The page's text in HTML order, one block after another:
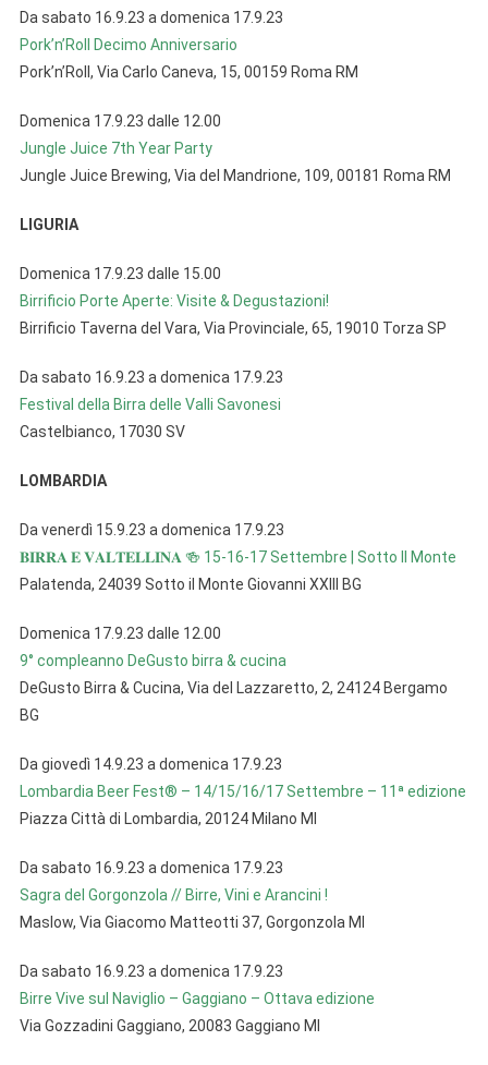
Da sabato 16.9.23 a domenica 17.9.23
Pork’n’Roll Decimo Anniversario
Pork’n’Roll, Via Carlo Caneva, 15, 00159 Roma RM
Domenica 17.9.23 dalle 12.00
Jungle Juice 7th Year Party
Jungle Juice Brewing, Via del Mandrione, 109, 00181 Roma RM
LIGURIA
Domenica 17.9.23 dalle 15.00
Birrificio Porte Aperte: Visite & Degustazioni!
Birrificio Taverna del Vara, Via Provinciale, 65, 19010 Torza SP
Da sabato 16.9.23 a domenica 17.9.23
Festival della Birra delle Valli Savonesi
Castelbianco, 17030 SV
LOMBARDIA
Da venerdì 15.9.23 a domenica 17.9.23
𝐁𝐈𝐑𝐑𝐀 𝐄 𝐕𝐀𝐋𝐓𝐄𝐋𝐋𝐈𝐍𝐀 🍻 15-16-17 Settembre | Sotto Il Monte
Palatenda, 24039 Sotto il Monte Giovanni XXIII BG
Domenica 17.9.23 dalle 12.00
9° compleanno DeGusto birra & cucina
DeGusto Birra & Cucina, Via del Lazzaretto, 2, 24124 Bergamo
BG
Da giovedì 14.9.23 a domenica 17.9.23
Lombardia Beer Fest® – 14/15/16/17 Settembre – 11ª edizione
Piazza Città di Lombardia, 20124 Milano MI
Da sabato 16.9.23 a domenica 17.9.23
Sagra del Gorgonzola // Birre, Vini e Arancini !
Maslow, Via Giacomo Matteotti 37, Gorgonzola MI
Da sabato 16.9.23 a domenica 17.9.23
Birre Vive sul Naviglio – Gaggiano – Ottava edizione
Via Gozzadini Gaggiano, 20083 Gaggiano MI